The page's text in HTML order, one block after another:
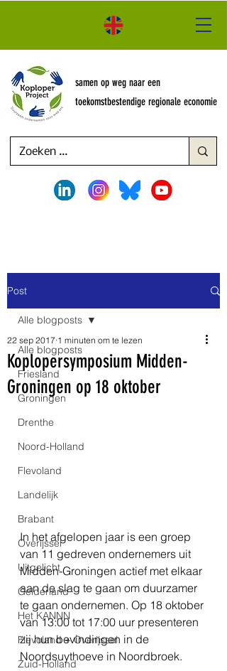
samen op weg naar een
toekomstbestendige regionale economie
Post
Alle blogposts
Friesland
Groningen
Drenthe
Noord-Holland
Flevoland
Landelijk
Brabant
Overijssel
Uitgelicht
Gelderland
Het KANNN
Flevoland + Overijssel
Zuid-Holland
Alle blogposts
Koplopersymposium Midden-
Groningen op 18 oktober
22 sep 2017 1 minuten om te lezen
In het afgelopen jaar is een groep
van 11 gedreven ondernemers uit
Midden-Groningen actief met elkaar
aan de slag te gaan om duurzamer
te gaan ondernemen. Op 18 oktober
van 13:00 tot 17:00 uur presenteren
zij hun bevindingen in de
Noordsuythoeve in Noordbroek.